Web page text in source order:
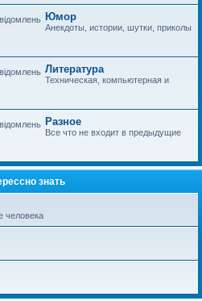
Юмор
Анекдоты, истории, шутки, приколы
Литература
Техническая, компьютерная и
Разное
Все что не входит в предыдущие
знать
человека